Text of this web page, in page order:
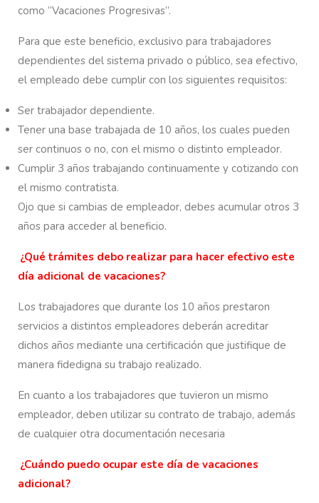
como “Vacaciones Progresivas”.
Para que este beneficio, exclusivo para trabajadores
dependientes del sistema privado o público, sea efectivo,
el empleado debe cumplir con los siguientes requisitos:
Ser trabajador dependiente.
Tener una base trabajada de 10 años, los cuales pueden
ser continuos o no, con el mismo o distinto empleador.
Cumplir 3 años trabajando continuamente y cotizando con
el mismo contratista.
Ojo que si cambias de empleador, debes acumular otros 3
años para acceder al beneficio.
¿Qué trámites debo realizar para hacer efectivo este
día adicional de vacaciones?
Los trabajadores que durante los 10 años prestaron
servicios a distintos empleadores deberán acreditar
dichos años mediante una certificación que justifique de
manera fidedigna su trabajo realizado.
En cuanto a los trabajadores que tuvieron un mismo
empleador, deben utilizar su contrato de trabajo, además
de cualquier otra documentación necesaria
¿Cuándo puedo ocupar este día de vacaciones
adicional?